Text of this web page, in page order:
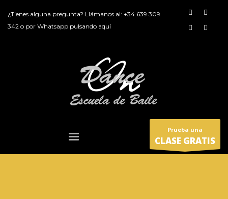
¿Tienes alguna pregunta? Llámanos al: +34 639 309
342 o por Whatsapp pulsando aquí
Prueba una
CLASE GRATIS